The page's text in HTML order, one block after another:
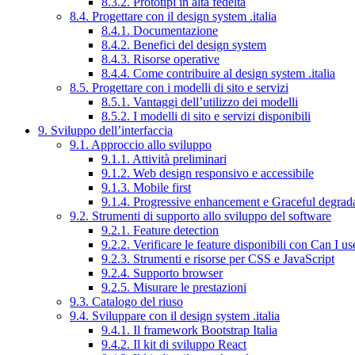
8.4. Progettare con il design system .italia
8.4.1. Documentazione
8.4.2. Benefici del design system
8.4.3. Risorse operative
8.4.4. Come contribuire al design system .italia
8.5. Progettare con i modelli di sito e servizi
8.5.1. Vantaggi dell’utilizzo dei modelli
8.5.2. I modelli di sito e servizi disponibili
9. Sviluppo dell’interfaccia
9.1. Approccio allo sviluppo
9.1.1. Attività preliminari
9.1.2. Web design responsivo e accessibile
9.1.3. Mobile first
9.1.4. Progressive enhancement e Graceful
9.2. Strumenti di supporto allo sviluppo del software
9.2.1. Feature detection
9.2.2. Verificare le feature disponibili con Can I
9.2.3. Strumenti e risorse per CSS e JavaScript
9.2.4. Supporto browser
9.2.5. Misurare le prestazioni
9.3. Catalogo del riuso
9.4. Sviluppare con il design system .italia
9.4.1. Il framework Bootstrap Italia
9.4.2. Il kit di sviluppo React